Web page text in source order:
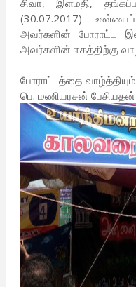
சிவா, இளமதி,
(30.07.2017)
அவர்களின் போராட்ட
அவர்களின் ஈகத்திற்கு
போராட்டத்தை
பெ. மணியரசன் பேசியதன்